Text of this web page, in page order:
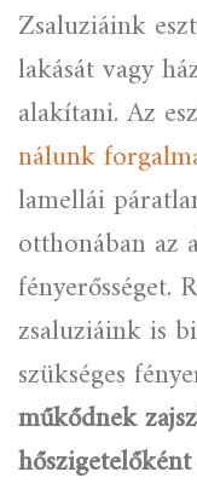
Zsaluziáink
lakását vagy
alakítani. Az
nálunk
lamellái
otthonában az
fényerősséget.
zsaluziáink is
szükséges
műkődnek
hőszigetelőként